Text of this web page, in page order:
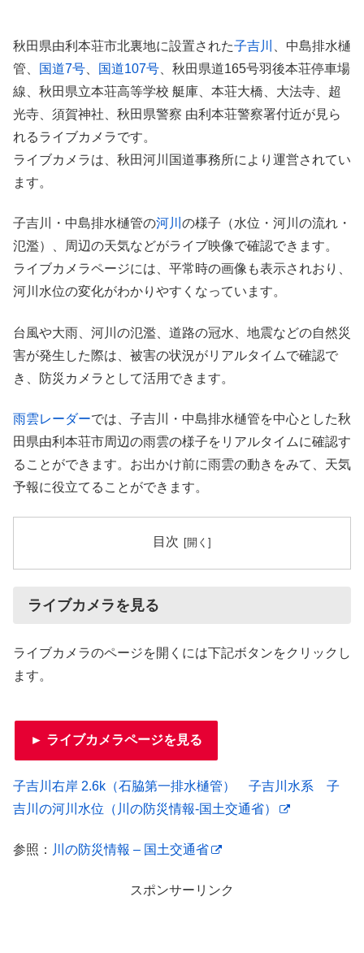
秋田県由利本荘市北裏地に設置された子吉川
、中島排水樋
管、
国道7号 国道107号 、秋田県道165号羽後本荘停車場
線、秋田県立本荘高等学校 艇庫、本荘大橋、大法寺、超
光寺、須賀神社、秋田県警察 由利本荘警察署付近が見ら
れるライブカメラです。
ライブカメラは、秋田河川国道事務所により運営されてい
ます。
子吉川・中島排水樋管の河川 の様子（水位・河川の流れ・
氾濫）、周辺の天気などがライブ映像で確認できます。
ライブカメラページには、平常時の画像も表示されおり、
河川水位の変化がわかりやすくなっています。
台風や大雨、河川の氾濫、道路の冠水、地震などの自然災
害が発生した際は、被害の状況がリアルタイムで確認で
き、防災カメラとして活用できます。
雨雲レーダーでは、子吉川・中島排水樋管を中心とした秋
田県由利本荘市周辺の雨雲の様子をリアルタイムに確認す
ることができます。お出かけ前に雨雲の動きをみて、天気
予報に役立てることができます。
目次
ライブカメラを見る
ライブカメラのページを開くには下記ボタンをクリックし
ます。
► ライブカメラページを見る
子吉川右岸 2.6k（石脇第一排水樋管） 子吉川水系 子
吉川の河川水位（川の防災情報-国土交通省）
参照： 川の防災情報 – 国土交通省
スポンサーリンク